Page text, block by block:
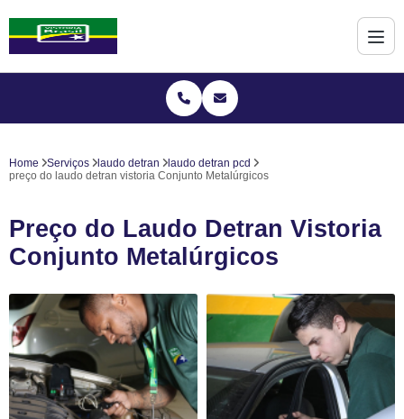
Home Serviços laudo detran
laudo detran pcd
preço do laudo detran vistoria Conjunto Metalúrgicos
Preço do Laudo Detran Vistoria
Conjunto Metalúrgicos